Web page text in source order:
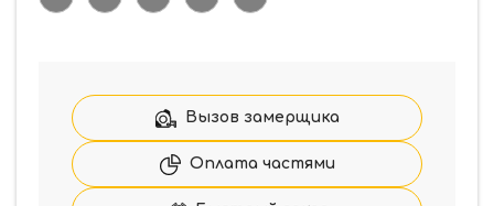
Вызов замерщика
Оплата частями